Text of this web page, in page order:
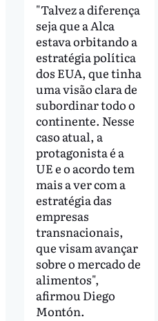
"Talvez a diferença
seja que a Alca
estava orbitando a
estratégia política
dos EUA, que tinha
uma visão clara de
subordinar todo o
continente. Nesse
caso atual, a
protagonista é a
UE e o acordo tem
mais a ver com a
estratégia das
empresas
transnacionais,
que visam avançar
sobre o mercado de
alimentos",
afirmou Diego
Montón.